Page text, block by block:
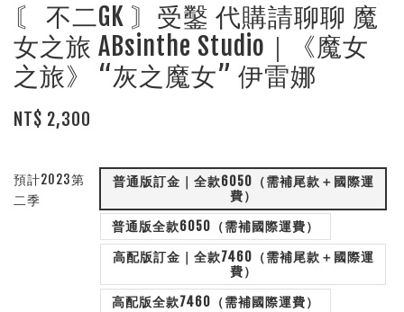
〘 不二GK 〙受鑿 代購請聊聊 魔
女之旅 ABsinthe Studio｜《魔女
之旅》 “灰之魔女” 伊雷娜
NT$ 2,300
預計2023第
二季
普通版訂金｜全款6050（需補尾款＋國際運
費）
普通版全款6050（需補國際運費）
高配版訂金｜全款7460（需補尾款＋國際運
費）
高配版全款7460（需補國際運費）